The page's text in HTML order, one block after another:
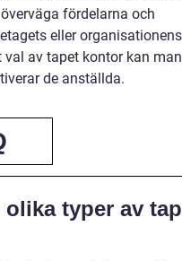
fördelarna och
eller organisationens
av tapet kontor kan
de anställda.
typer av